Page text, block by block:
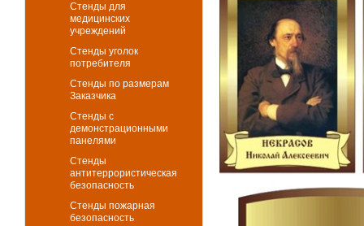
Стенды для
медицинских
учреждений
Стенды уголок
потребителя
Стенды по размерам
Заказчика
Стенды с
демонстрационными
панелями
Стенды
антитеррористическая
безопасность
Стенды пожарная
безопасность